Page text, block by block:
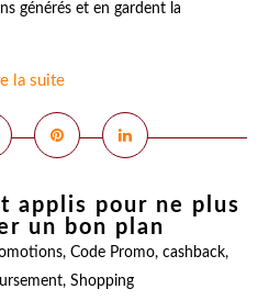
générés et en gardent la
la suite
applis pour ne plus
un bon plan
, Code Promo, cashback,
, Shopping